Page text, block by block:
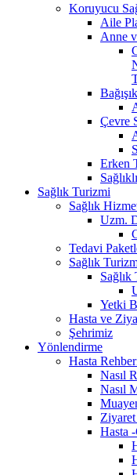
Koruyucu
Aile
Anne
Çevre
Erken
Sağlık Turizmi
Sağlık
Uzm.
Tedavi
Sağlık
Yetki
Hasta ve
Şehrimiz
Yönlendirme
Hasta
Nasıl
Nasıl
Hasta